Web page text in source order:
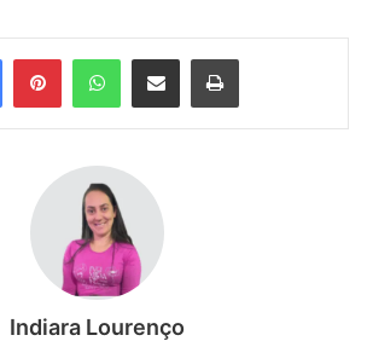
FacebookPinterestWhatsApp
Compartilhar via e-mail Imprimir
Indiara Lourenço